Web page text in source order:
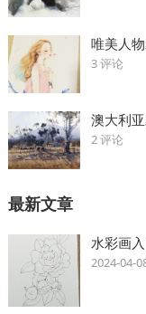
唯美人
3 评论
澳大利
2 评论
最新文章
水彩画
2024-04-